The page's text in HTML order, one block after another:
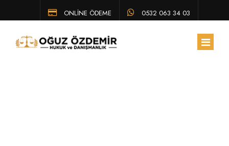
ONLİNE ÖDEME 0532 063 34 03